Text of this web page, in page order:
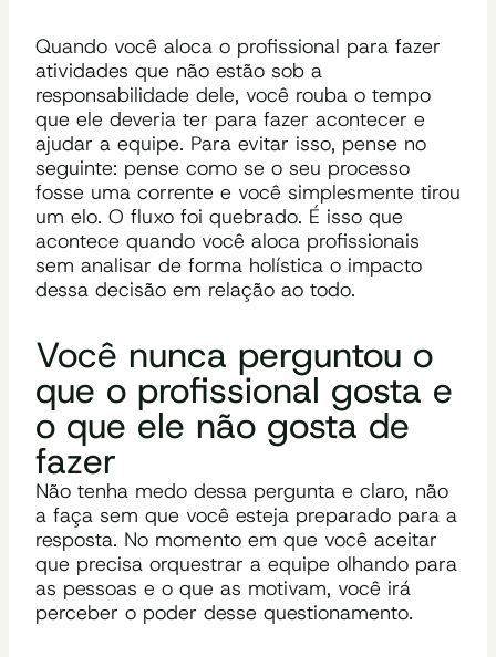
Quando você aloca o profissional para fazer
atividades que não estão sob a
responsabilidade dele, você rouba o tempo
que ele deveria ter para fazer acontecer e
ajudar a equipe. Para evitar isso, pense no
seguinte: pense como se o seu processo
fosse uma corrente e você simplesmente tirou
um elo. O fluxo foi quebrado. É isso que
acontece quando você aloca profissionais
sem analisar de forma holística o impacto
dessa decisão em relação ao todo.
Você nunca perguntou o
que o profissional gosta e
o que ele não gosta de
fazer
Não tenha medo dessa pergunta e claro, não
a faça sem que você esteja preparado para a
resposta. No momento em que você aceitar
que precisa orquestrar a equipe olhando para
as pessoas e o que as motivam, você irá
perceber o poder desse questionamento.